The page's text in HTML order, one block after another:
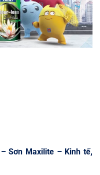
Sơn Maxilite – Kinh tế,